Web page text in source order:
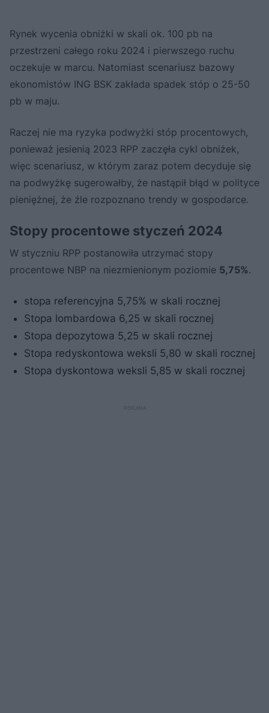
Rynek wycenia obniżki w skali ok. 100 pb na
przestrzeni całego roku 2024 i pierwszego ruchu
oczekuje w marcu. Natomiast scenariusz bazowy
ekonomistów ING BSK zakłada spadek stóp o 25-50
pb w maju.
Raczej nie ma ryzyka podwyżki stóp procentowych,
ponieważ jesienią 2023 RPP zaczęła cykl obniżek,
więc scenariusz, w którym zaraz potem decyduje się
na podwyżkę sugerowałby, że nastąpił błąd w polityce
pieniężnej, że źle rozpoznano trendy w gospodarce.
Stopy procentowe styczeń 2024
W styczniu RPP postanowiła utrzymać stopy
procentowe NBP na niezmienionym poziomie 5,75%.
stopa referencyjna 5,75% w skali rocznej
Stopa lombardowa 6,25 w skali rocznej
Stopa depozytowa 5,25 w skali rocznej
Stopa redyskontowa weksli 5,80 w skali rocznej
Stopa dyskontowa weksli 5,85 w skali rocznej